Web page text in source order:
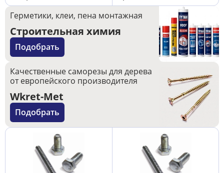
Герметики, клеи, пена монтажная
Строительная химия
Подобрать
Качественные саморезы для дерева
от европейского производителя
Wkret-Met
Подобрать